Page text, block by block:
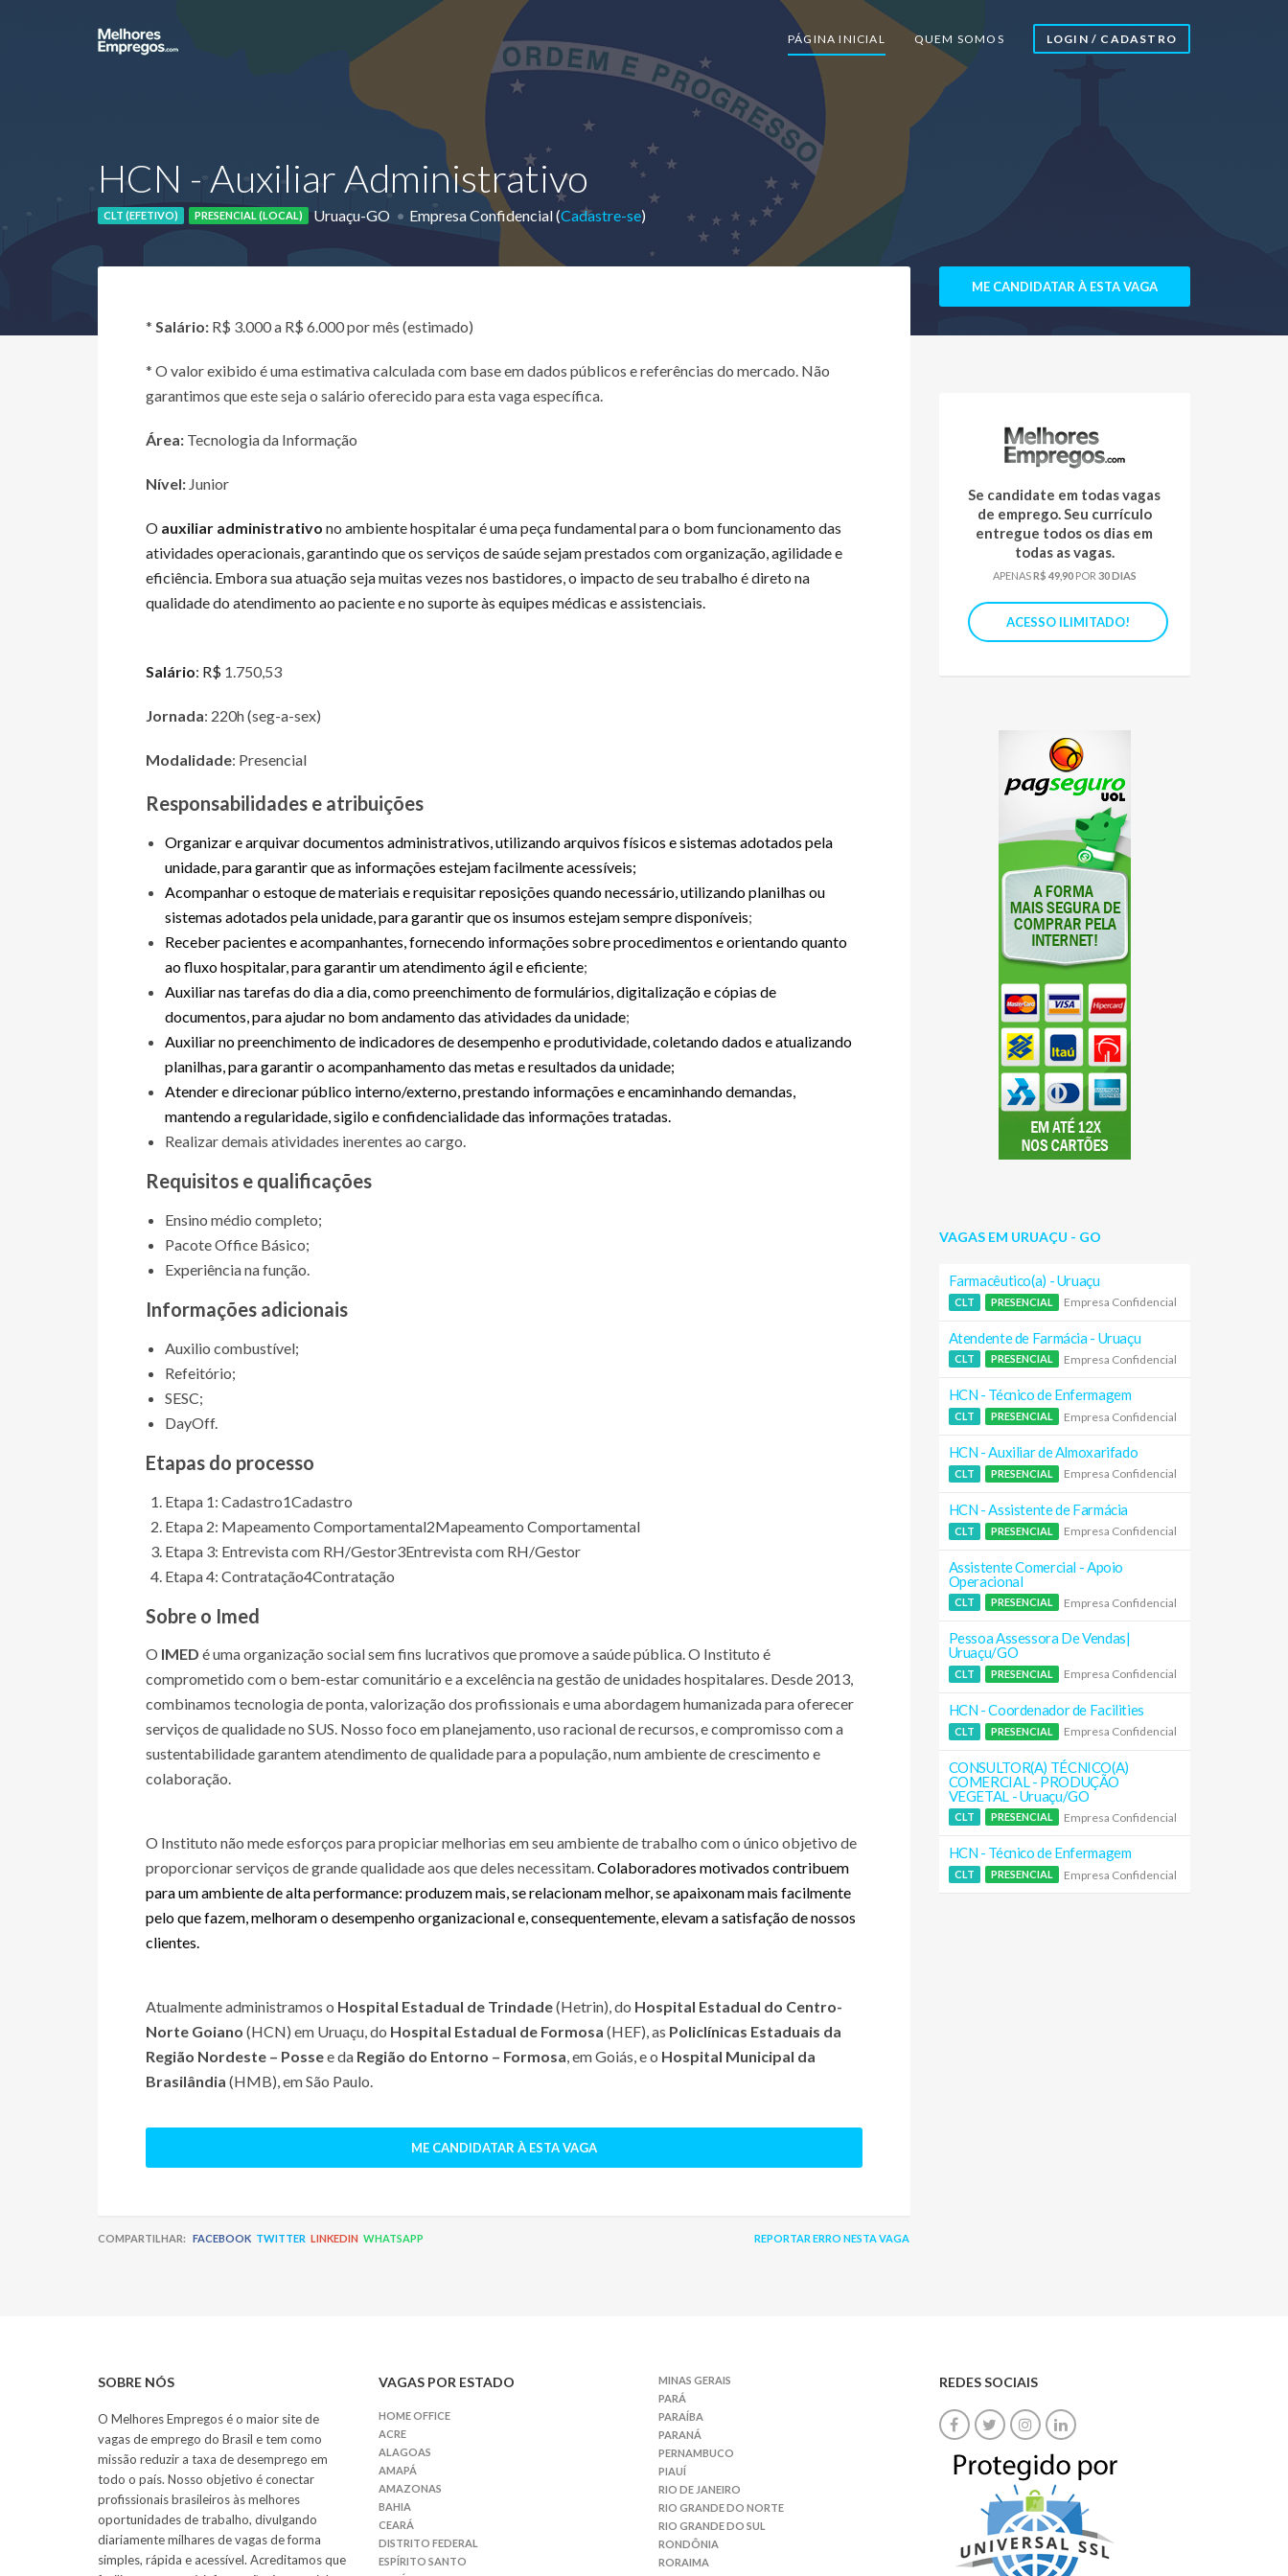
PÁGINA INICIAL QUEM SOMOS LOGIN / CADASTRO
HCN - Auxiliar Administrativo
CLT (EFETIVO) PRESENCIAL (LOCAL) Uruaçu-GO Empresa Confidencial (Cadastre-se)
* Salário: R$ 3.000 a R$ 6.000 por mês (estimado)
* O valor exibido é uma estimativa calculada com base em dados públicos e referências do mercado. Não
garantimos que este seja o salário oferecido para esta vaga específica.
Área: Tecnologia da Informação
Nível: Junior
O auxiliar administrativo no ambiente hospitalar é uma peça fundamental para o bom funcionamento das
atividades operacionais, garantindo que os serviços de saúde sejam prestados com organização, agilidade e
eficiência. Embora sua atuação seja muitas vezes nos bastidores, o impacto de seu trabalho é direto na
qualidade do atendimento ao paciente e no suporte às equipes médicas e assistenciais.
Salário: R$ 1.750,53
Jornada: 220h (seg-a-sex)
Modalidade: Presencial
Responsabilidades e atribuições
Organizar e arquivar documentos administrativos, utilizando arquivos físicos e sistemas adotados pela
unidade, para garantir que as informações estejam facilmente acessíveis;
Acompanhar o estoque de materiais e requisitar reposições quando necessário, utilizando planilhas ou
sistemas adotados pela unidade, para garantir que os insumos estejam sempre disponíveis;
Receber pacientes e acompanhantes, fornecendo informações sobre procedimentos e orientando quanto
ao fluxo hospitalar, para garantir um atendimento ágil e eficiente;
Auxiliar nas tarefas do dia a dia, como preenchimento de formulários, digitalização e cópias de
documentos, para ajudar no bom andamento das atividades da unidade;
Auxiliar no preenchimento de indicadores de desempenho e produtividade, coletando dados e atualizando
planilhas, para garantir o acompanhamento das metas e resultados da unidade;
Atender e direcionar público interno/externo, prestando informações e encaminhando demandas,
mantendo a regularidade, sigilo e confidencialidade das informações tratadas.
Realizar demais atividades inerentes ao cargo.
Requisitos e qualificações
Ensino médio completo;
Pacote Office Básico;
Experiência na função.
Informações adicionais
Auxilio combustível;
Refeitório;
SESC;
DayOff.
Etapas do processo
Etapa 1: Cadastro1Cadastro
Etapa 2: Mapeamento Comportamental2Mapeamento Comportamental
Etapa 3: Entrevista com RH/Gestor3Entrevista com RH/Gestor
Etapa 4: Contratação4Contratação
Sobre o Imed
O IMED é uma organização social sem fins lucrativos que promove a saúde pública. O Instituto é
comprometido com o bem-estar comunitário e a excelência na gestão de unidades hospitalares. Desde 2013,
combinamos tecnologia de ponta, valorização dos profissionais e uma abordagem humanizada para oferecer
serviços de qualidade no SUS. Nosso foco em planejamento, uso racional de recursos, e compromisso com a
sustentabilidade garantem atendimento de qualidade para a população, num ambiente de crescimento e
colaboração.
O Instituto não mede esforços para propiciar melhorias em seu ambiente de trabalho com o único objetivo de
proporcionar serviços de grande qualidade aos que deles necessitam.Colaboradores motivados contribuem
para um ambiente de alta performance: produzem mais, se relacionam melhor, se apaixonam mais facilmente
pelo que fazem, melhoram o desempenho organizacional e, consequentemente, elevam a satisfação de nossos
clientes.
Atualmente administramos o Hospital Estadual de Trindade(Hetrin), do Hospital Estadual do Centro-
Norte Goiano (HCN) em Uruaçu, do Hospital Estadual de Formosa (HEF), as Policlínicas Estaduais da
Região Nordeste – Possee da Região do Entorno – Formosa, em Goiás, e o Hospital Municipal da
Brasilândia (HMB), em São Paulo.
ME CANDIDATAR À ESTA VAGA
COMPARTILHAR: FACEBOOK TWITTER LINKEDIN WHATSAPP REPORTAR ERRO NESTA VAGA
ME CANDIDATAR À ESTA VAGA
Se candidate em todas vagas
de emprego. Seu currículo
entregue todos os dias em
todas as vagas.
APENASR$ 49,90POR 30 DIAS
ACESSO ILIMITADO!
VAGAS EM URUAÇU - GO
Farmacêutico(a) - Uruaçu
CLT PRESENCIAL Empresa Confidencial
Atendente de Farmácia - Uruaçu
CLT PRESENCIAL Empresa Confidencial
HCN - Técnico de Enfermagem
CLT PRESENCIAL Empresa Confidencial
HCN - Auxiliar de Almoxarifado
CLT PRESENCIAL Empresa Confidencial
HCN - Assistente de Farmácia
CLT PRESENCIAL Empresa Confidencial
Assistente Comercial - Apoio
Operacional
CLT PRESENCIAL Empresa Confidencial
Pessoa Assessora De Vendas|
Uruaçu/GO
CLT PRESENCIAL Empresa Confidencial
HCN - Coordenador de Facilities
CLT PRESENCIAL Empresa Confidencial
CONSULTOR(A) TÉCNICO(A)
COMERCIAL - PRODUÇÃO
VEGETAL - Uruaçu/GO
CLT PRESENCIAL Empresa Confidencial
HCN - Técnico de Enfermagem
CLT PRESENCIAL Empresa Confidencial
SOBRE NÓS
O Melhores Empregos é o maior site de
vagas de emprego do Brasil e tem como
missão reduzir a taxa de desemprego em
todo o país. Nosso objetivo é conectar
profissionais brasileiros às melhores
oportunidades de trabalho, divulgando
diariamente milhares de vagas de forma
simples, rápida e acessível. Acreditamos que
VAGAS POR ESTADO
HOME OFFICE
ACRE
ALAGOAS
AMAPÁ
AMAZONAS
BAHIA
CEARÁ
DISTRITO FEDERAL
ESPÍRITO SANTO
MINAS GERAIS
PARÁ
PARAÍBA
PARANÁ
PERNAMBUCO
PIAUÍ
RIO DE JANEIRO
RIO GRANDE DO NORTE
RIO GRANDE DO SUL
RONDÔNIA
RORAIMA
REDES SOCIAIS